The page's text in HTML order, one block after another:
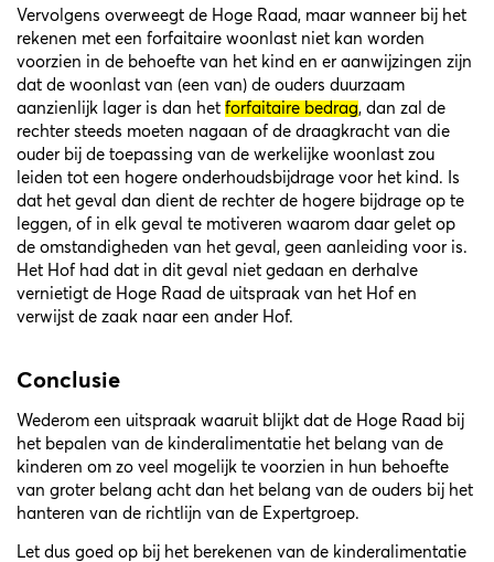
Vervolgens overweegt de Hoge Raad, maar wanneer bij het
rekenen met een forfaitaire woonlast niet kan worden
voorzien in de behoefte van het kind en er aanwijzingen zijn
dat de woonlast van (een van) de ouders duurzaam
aanzienlijk lager is dan het forfaitaire bedrag, dan zal de
rechter steeds moeten nagaan of de draagkracht van die
ouder bij de toepassing van de werkelijke woonlast zou
leiden tot een hogere onderhoudsbijdrage voor het kind. Is
dat het geval dan dient de rechter de hogere bijdrage op te
leggen, of in elk geval te motiveren waarom daar gelet op
de omstandigheden van het geval, geen aanleiding voor is.
Het Hof had dat in dit geval niet gedaan en derhalve
vernietigt de Hoge Raad de uitspraak van het Hof en
verwijst de zaak naar een ander Hof.
Conclusie
Wederom een uitspraak waaruit blijkt dat de Hoge Raad bij
het bepalen van de kinderalimentatie het belang van de
kinderen om zo veel mogelijk te voorzien in hun behoefte
van groter belang acht dan het belang van de ouders bij het
hanteren van de richtlijn van de Expertgroep.
Let dus goed op bij het berekenen van de kinderalimentatie